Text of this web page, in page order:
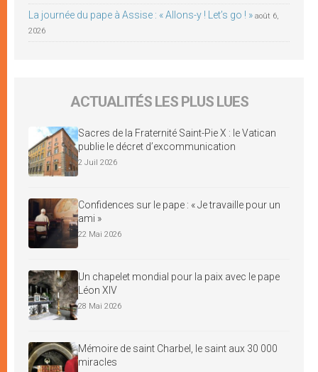
La journée du pape à Assise : « Allons-y ! Let’s go ! » août 6,
2026
ACTUALITÉS LES PLUS LUES
Sacres de la Fraternité Saint-Pie X : le Vatican
publie le décret d’excommunication
2 Juil 2026
Confidences sur le pape : « Je travaille pour un
ami »
22 Mai 2026
Un chapelet mondial pour la paix avec le pape
Léon XIV
28 Mai 2026
Mémoire de saint Charbel, le saint aux 30 000
miracles